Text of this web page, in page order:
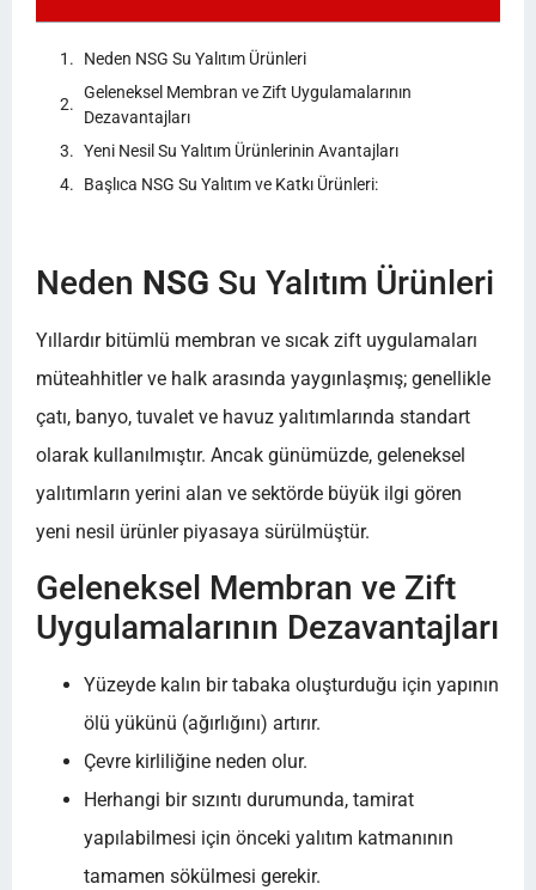
Neden NSG Su Yalıtım Ürünleri
Geleneksel Membran ve Zift Uygulamalarının
Dezavantajları
Yeni Nesil Su Yalıtım Ürünlerinin Avantajları
Başlıca NSG Su Yalıtım ve Katkı Ürünleri:
Neden NSG Su Yalıtım Ürünleri
Yıllardır bitümlü membran ve sıcak zift uygulamaları
müteahhitler ve halk arasında yaygınlaşmış; genellikle
çatı, banyo, tuvalet ve havuz yalıtımlarında standart
olarak kullanılmıştır. Ancak günümüzde, geleneksel
yalıtımların yerini alan ve sektörde büyük ilgi gören
yeni nesil ürünler piyasaya sürülmüştür.
Geleneksel Membran ve Zift
Uygulamalarının Dezavantajları
Yüzeyde kalın bir tabaka oluşturduğu için yapının
ölü yükünü (ağırlığını) artırır.
Çevre kirliliğine neden olur.
Herhangi bir sızıntı durumunda, tamirat
yapılabilmesi için önceki yalıtım katmanının
tamamen sökülmesi gerekir.